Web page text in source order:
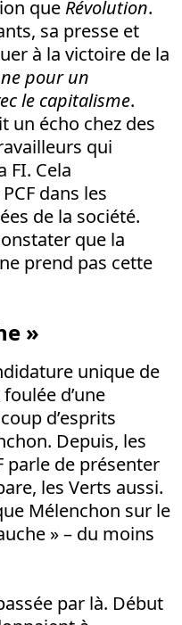
que Révolution.
sa presse et
à la victoire de la
pour un
le capitalisme.
un écho chez des
qui
FI. Cela
dans les
de la société.
que la
prend pas cette
»
unique de
d’une
d’esprits
Depuis, les
parle de présenter
les Verts aussi.
Mélenchon sur le
» – du moins
par là. Début